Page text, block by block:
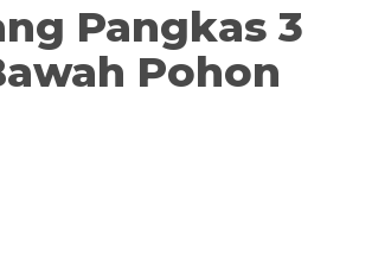
Pangkas 3
Pohon